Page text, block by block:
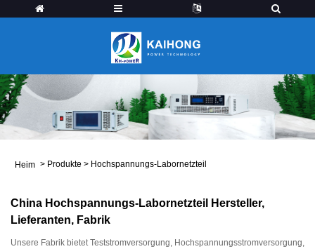
Heim > Produkte > Hochspannungs-Labornetzteil
China Hochspannungs-Labornetzteil Hersteller,
Lieferanten, Fabrik
Unsere Fabrik bietet Teststromversorgung, Hochspannungsstromversorgung,